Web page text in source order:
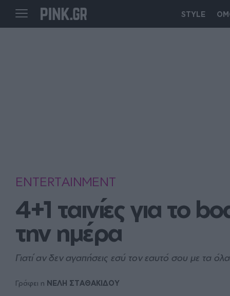
STYLE
ENTERTAINMENT
4+1 ταινίες για το
την ημέρα
Γιατί αν δεν αγαπήσεις εσύ τον εαυτό σου με τα
Γράφει η ΝΕΛΗ ΣΤΑΘΑΚΙΔΟΥ